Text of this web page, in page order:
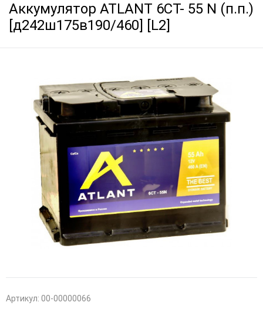
Аккумулятор ATLANT 6СТ- 55 N (п.п.)
[д242ш175в190/460] [L2]
Артикул: 00-00000066